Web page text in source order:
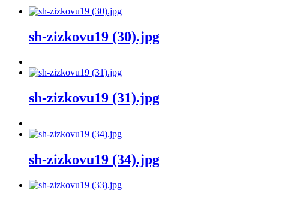
sh-zizkovu19 (30).jpg
sh-zizkovu19 (31).jpg
sh-zizkovu19 (34).jpg